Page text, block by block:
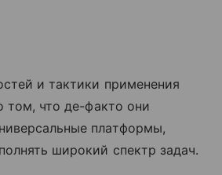
и тактики применения
том, что де-факто они
платформы,
широкий спектр задач.